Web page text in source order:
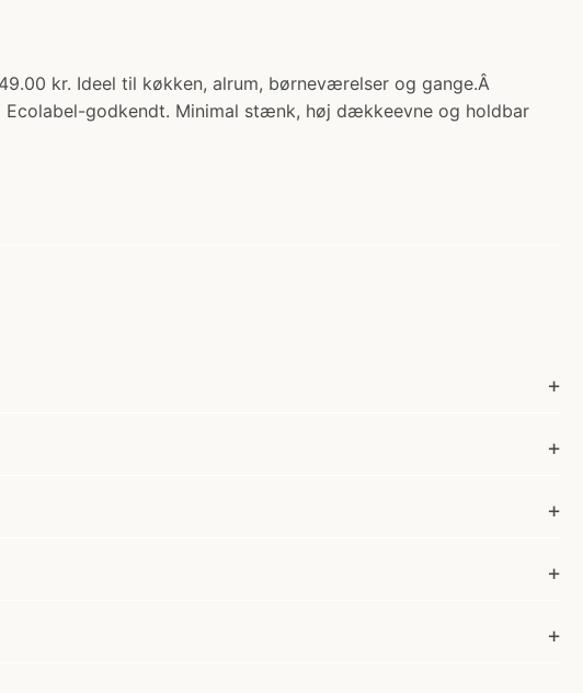
kr. Ideel til køkken, alrum, børneværelser og gange.Â
godkendt. Minimal stænk, høj dækkeevne og holdbar